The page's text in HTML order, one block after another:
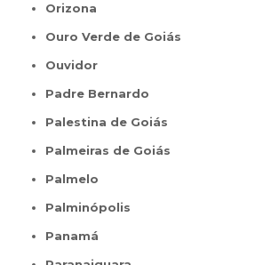
Orizona
Ouro Verde de Goiás
Ouvidor
Padre Bernardo
Palestina de Goiás
Palmeiras de Goiás
Palmelo
Palminópolis
Panamá